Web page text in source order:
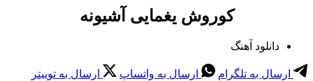
کوروش یغمایی آشیونه
دانلود آهنگ
ارسال به تلگرام ارسال به واتساپ ارسال به توییتر